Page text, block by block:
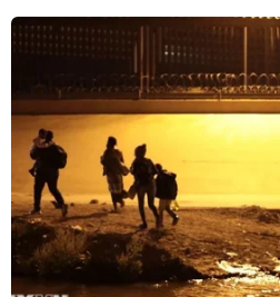
Khái niệm “bà chăm
tại Việt Nam và trên thế
điểm hiện tại, nhiều bậc
phải cơn khủng hoảng bất
ông bà từ chối chăm sóc
cái phải trả phí.